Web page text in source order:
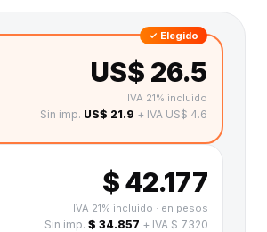
✓ Elegido
US$ 26.5
IVA 21% incluido
Sin imp. US$ 21.9 + IVA US$ 4.6
$ 42.177
IVA 21% incluido · en pesos
Sin imp. $ 34.857 + IVA $ 7320